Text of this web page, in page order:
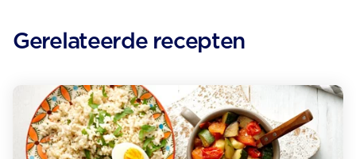
Gerelateerde recepten